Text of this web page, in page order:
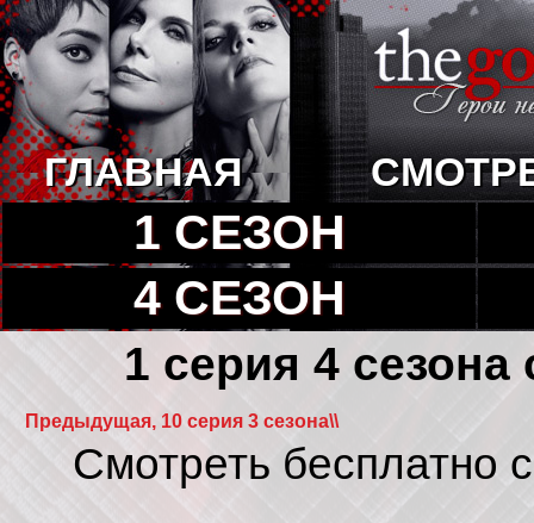
ГЛАВНАЯ
1 СЕЗОН
4 СЕЗОН
1 серия 4
Предыдущая, 10 серия 3 сезона\\
Смотреть бесплатно